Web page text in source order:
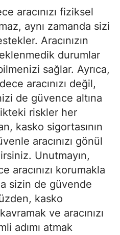
aracınızı fiziksel
aynı zamanda sizi
Aracınızın
durumlar
sağlar. Ayrıca,
aracınızı değil,
de güvence altına
riskler her
kasko sigortasının
aracınızı gönül
Unutmayın,
aracınızı korumakla
sizin de güvende
kasko
ve aracınızı
adımı atmak